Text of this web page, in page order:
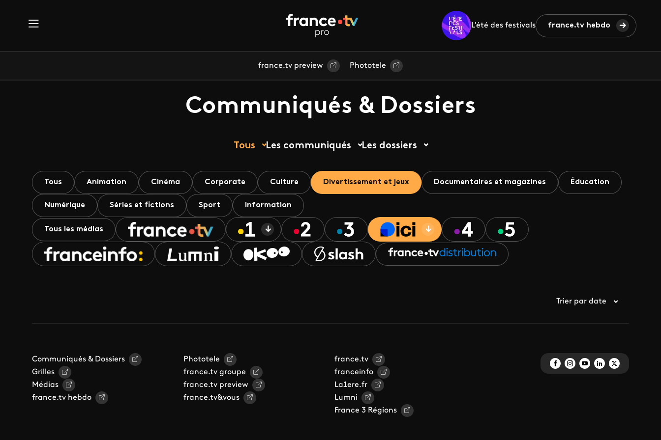
L'été des festivals france.tv hebdo
france.tv preview Phototele
Communiqués & Dossiers
Tous Les communiqués Les dossiers
Tous Animation Cinéma Corporate Culture Divertissement et jeux Documentaires et magazines Éducation
Numérique Séries et fictions Sport Information
Tous les médias
Trier par date
Communiqués & Dossiers
Grilles
Médias
france.tv hebdo
Phototele
france.tv groupe
france.tv preview
france.tv&vous
france.tv
franceinfo
La1ere.fr
Lumni
France 3 Régions